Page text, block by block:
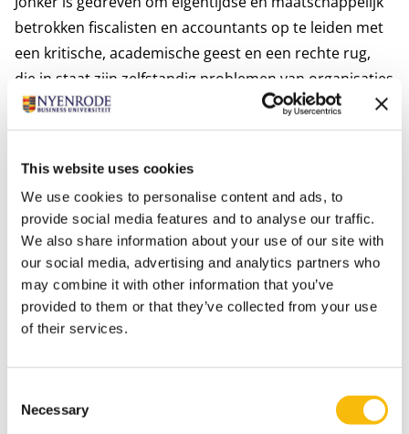
This website uses cookies
We use cookies to personalise content and ads, to
provide social media features and to analyse our traffic.
We also share information about your use of our site with
our social media, advertising and analytics partners who
may combine it with other information that you’ve
provided to them or that they’ve collected from your use
of their services.
Selection
Necessary
betrokken fiscalisten en accountants op te leiden met
een kritische, academische geest en een rechte rug,
die in staat zijn zelfstandig problemen van organisaties
te ontleden om een aanvaardbare oplossing te
formuleren waarbij met de belangen van alle
Jonker noemt zich bibliofiel. Vooral boeken over
geschiedenis, filosofie en/of natuurkunde heeft zijn
belangstelling. Eigenlijk kan hij geen boekwinkel voorbij
lopen zonder een boek te kopen. Daarnaast vindt hij
het fijn om elke dag hard te lopen. Ook houdt hij van
het goede leven, Mediteriaans eten met een goed glas
Van uitstel komt toch geen afstel? De